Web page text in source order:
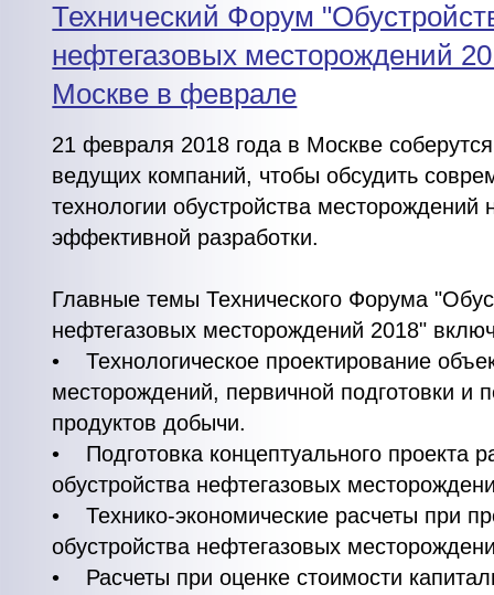
Технический Форум
нефтегазовых месторождений
Москве в феврале
21 февраля 2018 года в Москве
ведущих компаний, чтобы обсудить
технологии обустройства месторождений
эффективной разработки.
Главные темы Технического Форума
нефтегазовых месторождений 2018"
• Технологическое проектирование
месторождений, первичной подготовки и
продуктов добычи.
• Подготовка концептуального проекта
обустройства нефтегазовых
• Технико-экономические расчеты при
обустройства нефтегазовых
• Расчеты при оценке стоимости